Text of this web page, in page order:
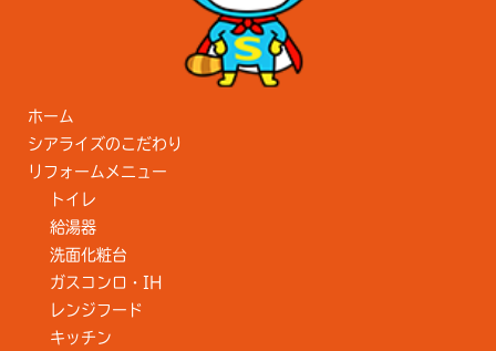
ホーム
シアライズのこだわり
リフォームメニュー
トイレ
給湯器
洗面化粧台
ガスコンロ・IH
レンジフード
キッチン